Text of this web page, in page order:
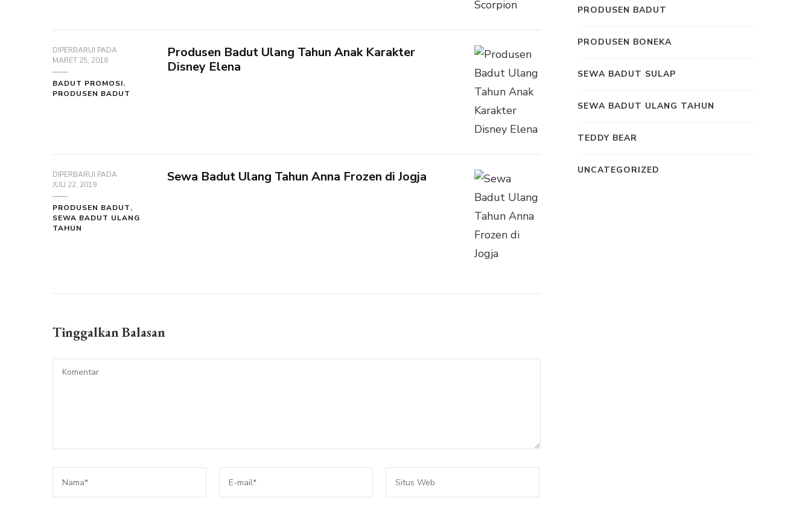
DIPERBARUI PADA
MARET 25, 2018
BADUT PROMOSI
PRODUSEN BADUT
Produsen Badut Ulang Tahun Anak Karakter
Disney Elena
DIPERBARUI PADA
JULI 22, 2019
PRODUSEN BADUT
SEWA BADUT ULANG
TAHUN
Sewa Badut Ulang Tahun Anna Frozen di Jogja
Tinggalkan Balasan
PRODUSEN BADUT
PRODUSEN BONEKA
SEWA BADUT SULAP
SEWA BADUT ULANG TAHUN
TEDDY BEAR
UNCATEGORIZED